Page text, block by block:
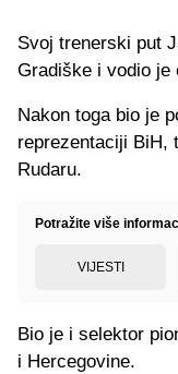
Svoj trenerski put
Gradiške i vodio je
Nakon toga bio je
reprezentaciji BiH,
Rudaru.
Potražite više
VIJESTI
Bio je i selektor
i Hercegovine.